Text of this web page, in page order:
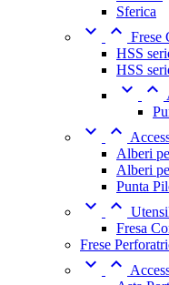
Sferica
  Frese
HSS
HSS
 
 
Alberi
Alberi
Punta
 
Fresa
Frese
 